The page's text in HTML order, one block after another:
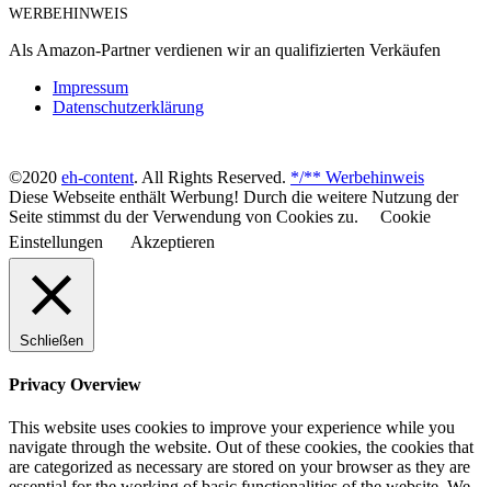
WERBEHINWEIS
Als Amazon-Partner verdienen wir an qualifizierten Verkäufen
Impressum
Datenschutzerklärung
©2020 eh-content. All Rights Reserved. */** Werbehinweis
Diese Webseite enthält Werbung! Durch die weitere Nutzung der
Seite stimmst du der Verwendung von Cookies zu.
Cookie
Einstellungen
Akzeptieren
Schließen
Privacy Overview
This website uses cookies to improve your experience while you
navigate through the website. Out of these cookies, the cookies that
are categorized as necessary are stored on your browser as they are